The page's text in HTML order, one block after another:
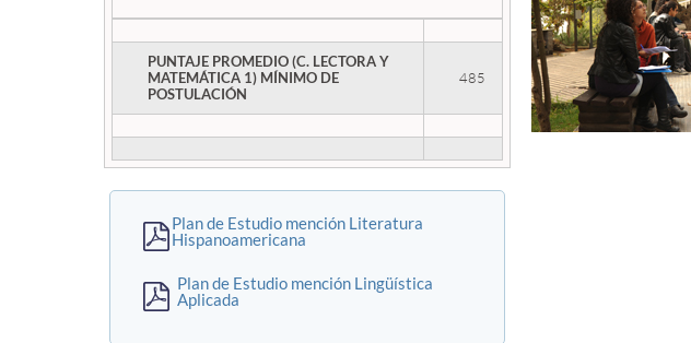
PUNTAJE PROMEDIO (C. LECTORA Y
MATEMÁTICA 1) MÍNIMO DE
POSTULACIÓN
485
Plan de Estudio mención Literatura
Hispanoamericana
Plan de Estudio mención Lingüística
Aplicada